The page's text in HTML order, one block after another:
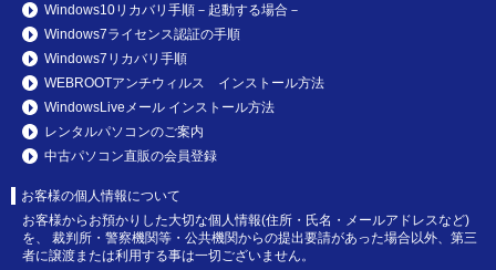
Windows10リカバリ手順－起動する場合－
Windows7ライセンス認証の手順
Windows7リカバリ手順
WEBROOTアンチウィルス インストール方法
WindowsLiveメール インストール方法
レンタルパソコンのご案内
中古パソコン直販の会員登録
お客様の個人情報について
お客様からお預かりした大切な個人情報(住所・氏名・メールアドレスなど)
を、 裁判所・警察機関等・公共機関からの提出要請があった場合以外、第三
者に譲渡または利用する事は一切ございません。